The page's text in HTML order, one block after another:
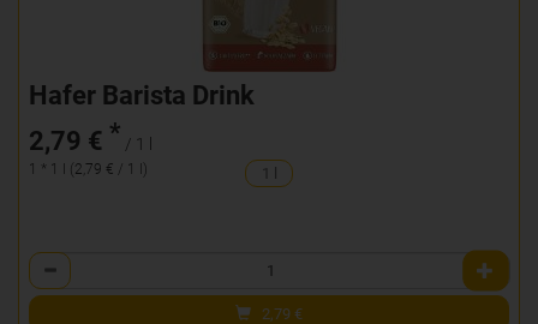
Hafer Barista Drink
2,79 € * / 1 l
1 * 1 l (2,79 € / 1 l)
Anzahl
2,79 €